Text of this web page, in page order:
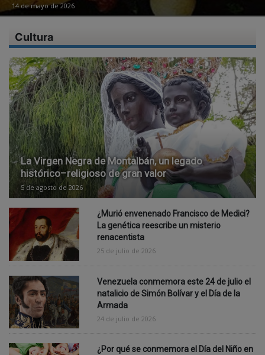
1 de mayo de 2026
Cultura
La Virgen Negra de Montalbán, un legado
histórico–religioso de gran valor
5 de agosto de 2026
¿Murió envenenado Francisco de Medici?
La genética reescribe un misterio
renacentista
25 de julio de 2026
Venezuela conmemora este 24 de julio el
natalicio de Simón Bolívar y el Día de la
Armada
24 de julio de 2026
¿Por qué se conmemora el Día del Niño en